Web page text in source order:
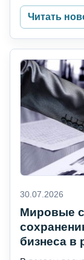
Читать
30.07.2026
Мировые
бизнеса в